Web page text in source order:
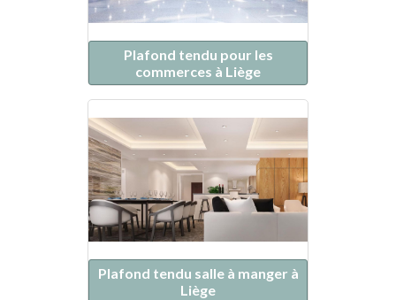
Plafond tendu pour les
commerces à Liège
Plafond tendu salle à manger à
Liège